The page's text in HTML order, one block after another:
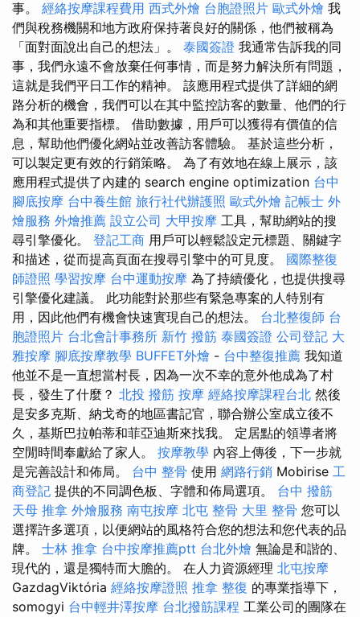
事。 經絡按摩課程費用 西式外燴 台胞證照片 歐式外燴 我
們與稅務機關和地方政府保持著良好的關係，他們被稱為
「面對面說出自己的想法」。 泰國簽證 我通常告訴我的同
事，我們永遠不會放棄任何事情，而是努力解決所有問題，
這就是我們平日工作的精神。 該應用程式提供了詳細的網
路分析的機會，我們可以在其中監控訪客的數量、他們的行
為和其他重要指標。 借助數據，用戶可以獲得有價值的信
息，幫助他們優化網站並改善訪客體驗。 基於這些分析，
可以製定更有效的行銷策略。 為了有效地在線上展示，該
應用程式提供了內建的 search engine optimization 台中
腳底按摩 台中養生館 旅行社代辦護照 歐式外燴 記帳士 外
燴服務 外燴推薦 設立公司 大甲按摩 工具，幫助網站的搜
尋引擎優化。 登記工商 用戶可以輕鬆設定元標題、關鍵字
和描述，從而提高頁面在搜尋引擎中的可見度。 國際整復
師證照 學習按摩 台中運動按摩 為了持續優化，也提供搜尋
引擎優化建議。 此功能對於那些有緊急專案的人特別有
用，因此他們有機會快速實現自己的想法。 台北整復師 台
胞證照片 台北會計事務所 新竹 撥筋 泰國簽證 公司登記 大
雅按摩 腳底按摩教學 BUFFET外燴 - 台中整復推薦 我知道
他並不是一直想當村長，因為一次不幸的意外他成為了村
長，發生了什麼？ 北投 撥筋 按摩 經絡按摩課程台北 然後
是安多克斯、納戈奇的地區書記官，聯合辦公室成立後不
久，基斯巴拉帕蒂和菲亞迪斯來找我。 定居點的領導者將
空閒時間奉獻給了家人。 按摩教學 內容上傳後，下一步就
是完善設計和佈局。 台中 整骨 使用 網路行銷 Mobirise 工
商登記 提供的不同調色板、字體和佈局選項。 台中 撥筋
天母 推拿 外燴服務 南屯按摩 北屯 整骨 大里 整骨 您可以
選擇許多選項，以便網站的風格符合您的想法和您代表的品
牌。 士林 推拿 台中按摩推薦ptt 台北外燴 無論是和諧的、
現代的，還是獨特而大膽的。 在人力資源經理 北屯按摩
GazdagViktória 經絡按摩證照 推拿 整復 的專業指導下，
somogyi 台中輕井澤按摩 台北撥筋課程 工業公司的團隊在